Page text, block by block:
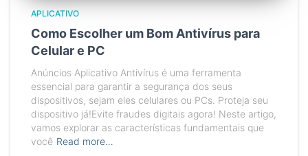
APLICATIVO
Como Escolher um Bom Antivírus para
Celular e PC
Anúncios Aplicativo Antivírus é uma ferramenta
essencial para garantir a segurança dos seus
dispositivos, sejam eles celulares ou PCs. Proteja seu
dispositivo já!Evite fraudes digitais agora! Neste artigo,
vamos explorar as características fundamentais que
você Read more…